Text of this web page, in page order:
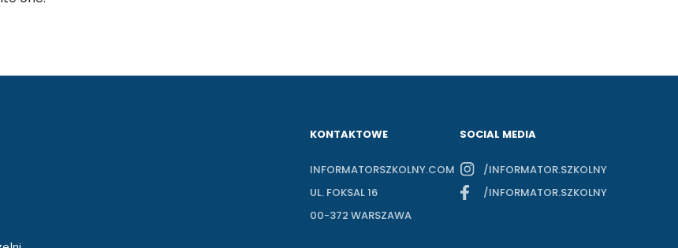
KONTAKTOWE
INFORMATORSZKOLNY.COM
UL. FOKSAL 16
00-372 WARSZAWA
SOCIAL MEDIA
/INFORMATOR.SZKOLNY
/INFORMATOR.SZKOLNY